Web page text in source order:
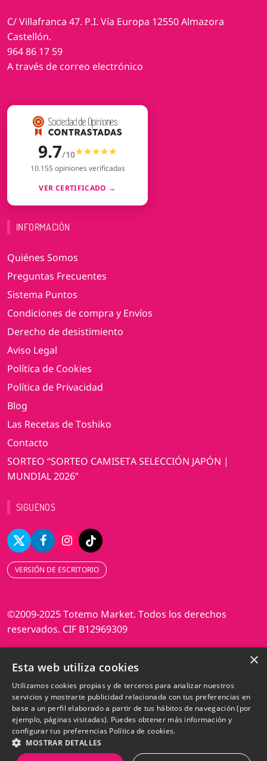
C/ Villafranca 47. P.I. Vía Europa 12550 Almazora
Castellón.
964 86 17 59
A través de correo electrónico
9.7/10★★★★★
★★★★★
10.155 opiniones verificadas
VER CERTIFICADO →
INFORMACIÓN
Quiénes Somos
Preguntas Frecuentes
Sistema Puntos
Condiciones de compra y Envíos
Derecho de desistimiento
Aviso Legal
Política de Cookies
Política de Privacidad
Blog
Las Recetas de Toshiko
Contacto
SORTEO “SORTEO CAMISETA SELECCIÓN JAPÓN |
MUNDIAL 2026”
SIGUENOS
VERSIÓN DE ESCRITORIO
©2009-2025 Totemo Market. Todos los derechos
reservados. CIF B12969309
×
Esta web utiliza cookies
Utilizamos cookies propias y de terceros para analizar nuestros
servicios y mostrarte publicidad relacionada con tus preferencias en
base a un perfil elaborado a partir de tus hábitos de navegación (por
ejemplo, páginas visitadas). Puedes obtener más información y
configurar tus preferencias Política de cookies.
MOSTRAR DETALLES